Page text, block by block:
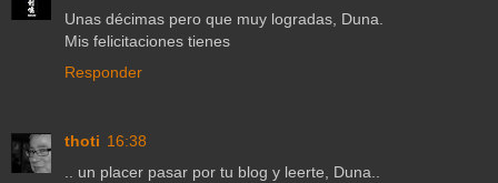
Unas décimas pero que muy logradas, Duna.
Mis felicitaciones tienes
Responder
thoti 16:38
.. un placer pasar por tu blog y leerte, Duna..